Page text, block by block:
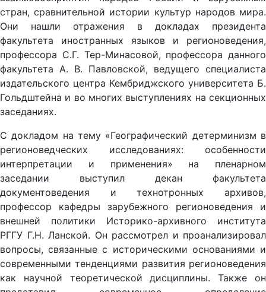
стран, сравнительной истории культур народов мира.
Они нашли отражения в докладах президента
факультета иностранных языков и регионоведения,
профессора С.Г. Тер-Минасовой, профессора данного
факультета А. В. Павловской, ведущего специалиста
издательского центра Кембриджского университета Б.
Гольдштейна и во многих выступлениях на секционных
заседаниях.
С докладом на тему «Географический детерминизм в
регионоведческих исследованиях: особенности
интерпретации и применения» на пленарном
заседании выступил декан факультета
документоведения и технотронных архивов,
профессор кафедры зарубежного регионоведения и
внешней политики Историко-архивного института
РГГУ Г.Н. Ланской. Он рассмотрел и проанализировал
вопросы, связанные с историческими основаниями и
современными тенденциями развития регионоведения
как научной теоретической дисциплины. Также он